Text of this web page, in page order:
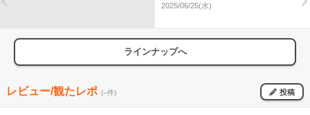
2025/06/25(水)
ラインナップへ
レビュー/観たレポ (--件) 投稿